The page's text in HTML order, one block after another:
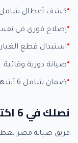
كشف أعطال شامل
إصلاح فوري في
استبدال قطع
صيانة دورية وقائية
ضمان شامل 6 أشهر
نصلك في 6 اكتوبر بأسرع وقت